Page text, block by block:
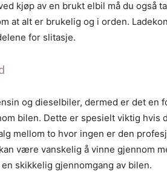
kjøp av en brukt elbil må du også
at alt er brukelig og i orden.
for slitasje.
og dieselbiler, dermed er det en
bilen. Dette er spesielt viktig hvis
mellom to hvor ingen er den
være vanskelig å vinne gjennom
skikkelig gjennomgang av bilen.